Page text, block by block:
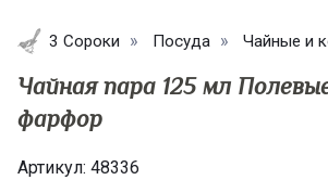
3 Сороки Посуда Чайные и
Чайная пара 125 мл
фарфор
Артикул: 48336